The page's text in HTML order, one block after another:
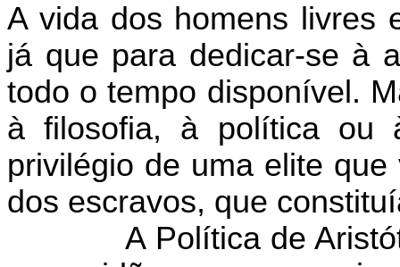
A vida dos homens livres
já que para dedicar-se à
todo o tempo disponível.
à filosofia, à política ou
privilégio de uma elite
dos escravos, que
A Política de